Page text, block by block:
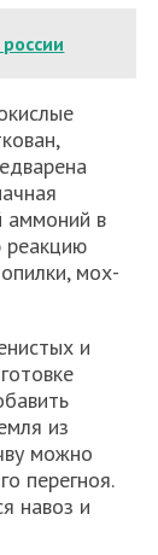
аммоний в
реакцию
мох-
и
из
можно
перегноя.
навоз и